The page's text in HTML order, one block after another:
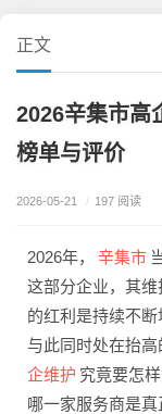
正文
2026辛集市高
榜单与评价
2026-05-21 / 197 阅读
2026年， 辛集市
这部分企业，其
的红利是持续不
与此同时处在抬高
企维护 究竟要怎
哪一家服务商是